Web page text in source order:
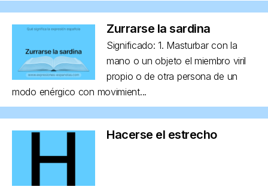
Zurrarse la sardina
Significado: 1. Masturbar con la
mano o un objeto el miembro viril
propio o de otra persona de un
modo enérgico con movimient...
Hacerse el estrecho